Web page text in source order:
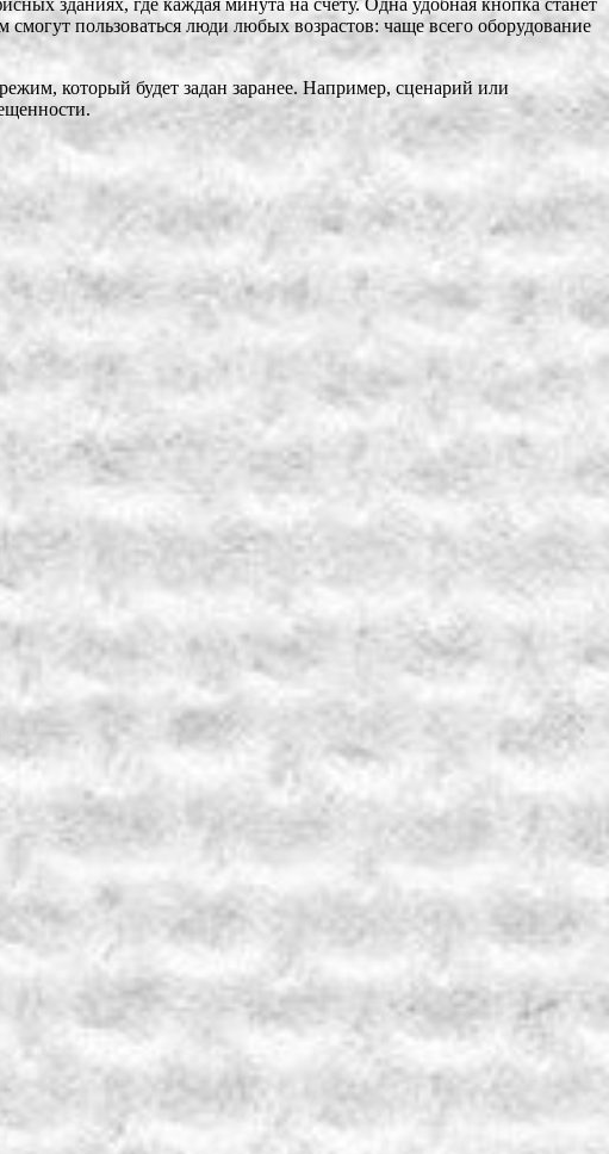
зданиях, где каждая минута на счету. Одна удобная кнопка станет
пользоваться люди любых возрастов: чаще всего оборудование
который будет задан заранее. Например, сценарий или